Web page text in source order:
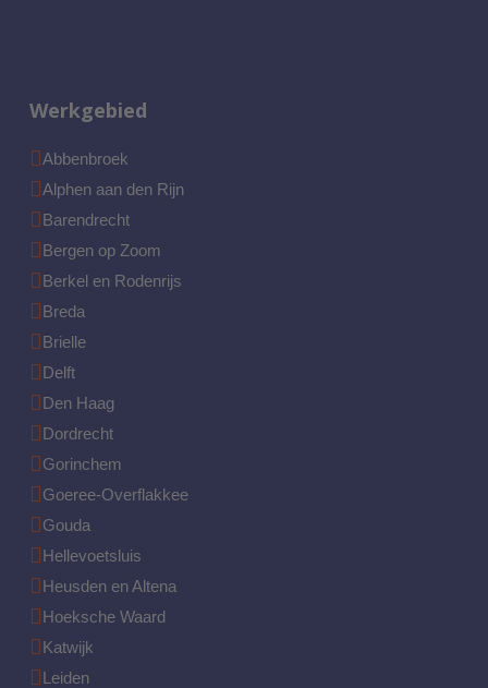
Werkgebied
Abbenbroek
Alphen aan den Rijn
Barendrecht
Bergen op Zoom
Berkel en Rodenrijs
Breda
Brielle
Delft
Den Haag
Dordrecht
Gorinchem
Goeree-Overflakkee
Gouda
Hellevoetsluis
Heusden en Altena
Hoeksche Waard
Katwijk
Leiden